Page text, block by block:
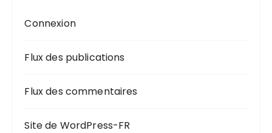
Connexion
Flux des publications
Flux des commentaires
Site de WordPress-FR